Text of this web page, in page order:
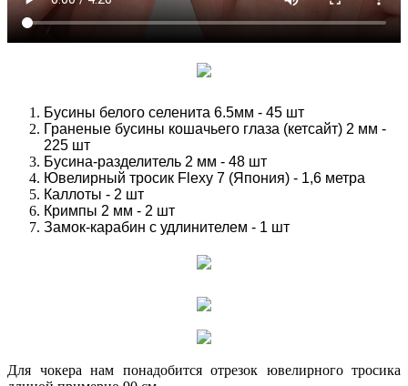
Бусины белого селенита 6.5мм - 45 шт
Граненые бусины кошачьего глаза (кетсайт) 2 мм -
225 шт
Бусина-разделитель 2 мм - 48 шт
Ювелирный тросик Flexy 7 (Япония) - 1,6 метра
Каллоты - 2 шт
Кримпы 2 мм - 2 шт
Замок-карабин с удлинителем - 1 шт
Для чокера нам понадобится отрезок ювелирного тросика